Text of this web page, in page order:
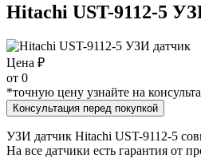
Hitachi UST-9112-5
Цена ₽
от 0
*точную цену узнайте на
Консультация перед покупкой
УЗИ датчик Hitachi UST-9112-5
На все датчики есть гарантия от